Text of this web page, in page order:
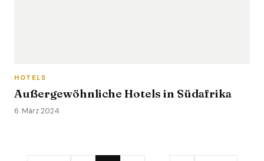
HOTELS
Außergewöhnliche Hotels in Südafrika
6. März 2024